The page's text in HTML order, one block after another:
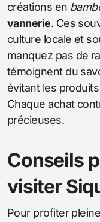
créations en
vannerie. Ces
culture locale et
manquez pas de
témoignent du
évitant les
Chaque achat
précieuses.
Conseils
visiter
Pour profiter